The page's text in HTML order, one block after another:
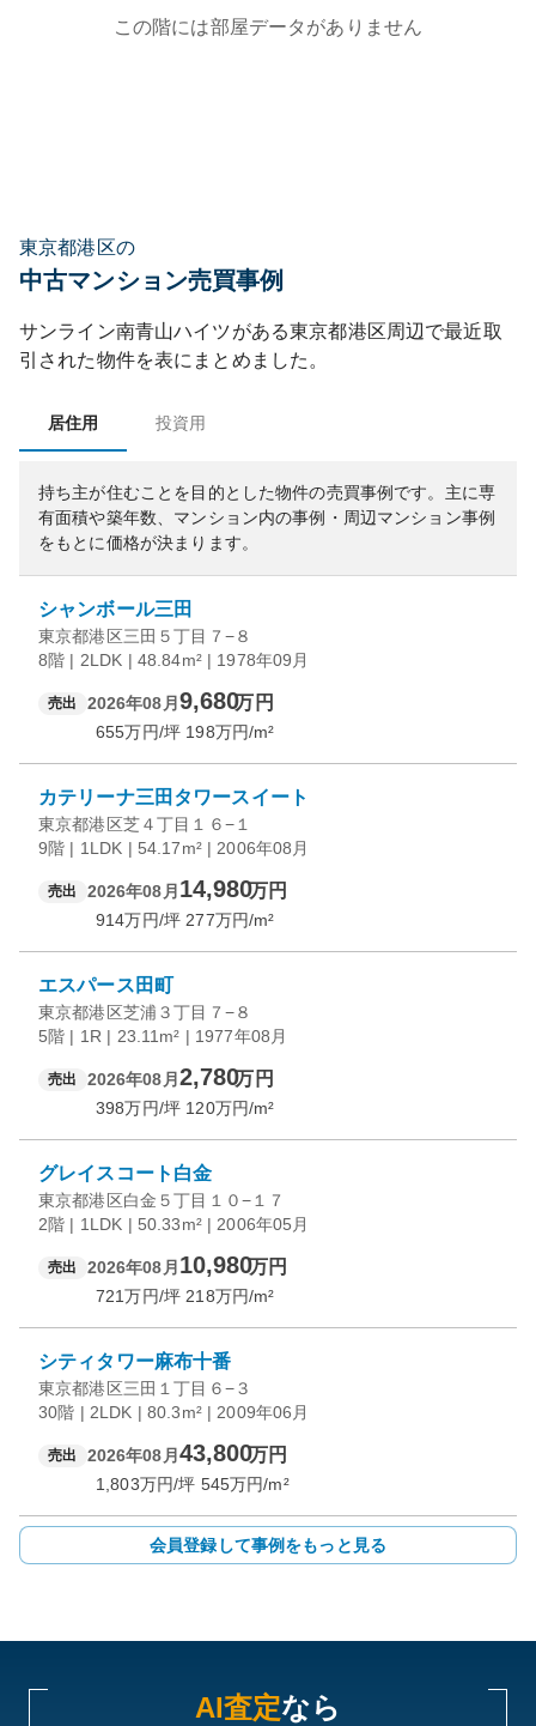
この階には部屋データがありません
東京都港区の
中古マンション売買事例
サンライン南青山ハイツがある東京都港区周辺で最近取
引された物件を表にまとめました。
居住用 投資用
持ち主が住むことを目的とした物件の売買事例です。 主に専
有面積や築年数、マンション内の事例・周辺マンション事例
をもとに価格が決まります。
シャンボール三田
東京都港区三田５丁目７−８
8階 | 2LDK | 48.84m² | 1978年09月
売出 2026年08月 9,680万円
655万円/坪 198万円/m²
カテリーナ三田タワースイート
東京都港区芝４丁目１６−１
9階 | 1LDK | 54.17m² | 2006年08月
売出 2026年08月 14,980万円
914万円/坪 277万円/m²
エスパース田町
東京都港区芝浦３丁目７−８
5階 | 1R | 23.11m² | 1977年08月
売出 2026年08月 2,780万円
398万円/坪 120万円/m²
グレイスコート白金
東京都港区白金５丁目１０−１７
2階 | 1LDK | 50.33m² | 2006年05月
売出 2026年08月 10,980万円
721万円/坪 218万円/m²
シティタワー麻布十番
東京都港区三田１丁目６−３
30階 | 2LDK | 80.3m² | 2009年06月
売出 2026年08月 43,800万円
1,803万円/坪 545万円/m²
会員登録して事例をもっと見る
AI査定なら